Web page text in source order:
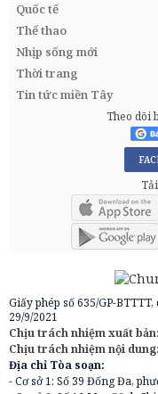
Quốc tế
Thể thao
Nhịp sống mới
Thời trang
Tin tức miền Tây
Theo dõi
Giấy phép số 635/GP-
29/9/2021
Chịu trách nhiệm xuất bản:
Chịu trách nhiệm nội dung:
Địa chỉ Tòa soạn:
- Cơ sở 1: Số 39 Đống Đa,